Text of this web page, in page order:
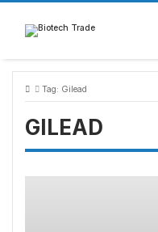
Skip
content
Tag: Gilead
GILEAD